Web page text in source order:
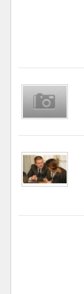
Częstochowa
Toruń
Olsztyn
Sosnowiec